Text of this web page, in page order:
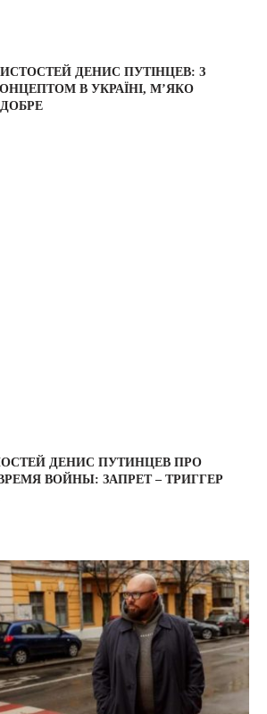
ДЕНИС ПУТІНЦЕВ: З
В УКРАЇНІ, М’ЯКО
ДЕНИС ПУТИНЦЕВ ПРО
ВОЙНЫ: ЗАПРЕТ – ТРИГГЕР